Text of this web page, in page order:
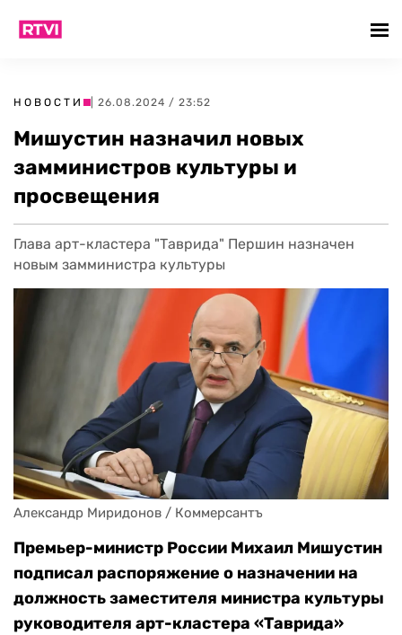
НОВОСТИ | 26.08.2024 / 23:52
Мишустин назначил новых
замминистров культуры и
просвещения
Глава арт-кластера "Таврида" Першин назначен
новым замминистра культуры
Александр Миридонов / Коммерсантъ
Премьер-министр России Михаил Мишустин
подписал распоряжение о назначении на
должность заместителя министра культуры
руководителя арт-кластера «Таврида»